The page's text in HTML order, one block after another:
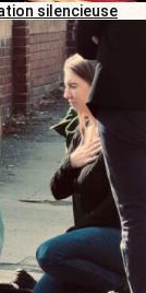
silencieuse